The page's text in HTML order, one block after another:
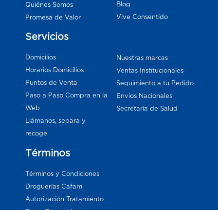
Quiénes Somos
Promesa de Valor
Blog
Vive Consentido
Servicios
Domicilios
Horarios Domicilios
Puntos de Venta
Paso a Paso Compra en la
Web
Llámanos, separa y
recoge
Nuestras marcas
Ventas Institucionales
Seguimiento a tu Pedido
Envios Nacionales
Secretaría de Salud
Términos
Términos y Condiciones
Droguerías Cafam
Autorización Tratamiento